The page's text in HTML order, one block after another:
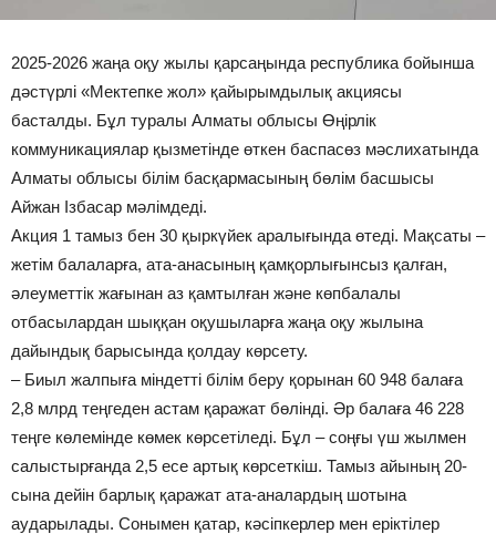
2025-2026 жаңа оқу жылы қарсаңында республика бойынша
дәстүрлі «Мектепке жол» қайырымдылық акциясы
басталды. Бұл туралы Алматы облысы Өңірлік
коммуникациялар қызметінде өткен баспасөз мәслихатында
Алматы облысы білім басқармасының бөлім басшысы
Айжан Ізбасар мәлімдеді.
Акция 1 тамыз бен 30 қыркүйек аралығында өтеді. Мақсаты –
жетім балаларға, ата-анасының қамқорлығынсыз қалған,
әлеуметтік жағынан аз қамтылған және көпбалалы
отбасылардан шыққан оқушыларға жаңа оқу жылына
дайындық барысында қолдау көрсету.
– Биыл жалпыға міндетті білім беру қорынан 60 948 балаға
2,8 млрд теңгеден астам қаражат бөлінді. Әр балаға 46 228
теңге көлемінде көмек көрсетіледі. Бұл – соңғы үш жылмен
салыстырғанда 2,5 есе артық көрсеткіш. Тамыз айының 20-
сына дейін барлық қаражат ата-аналардың шотына
аударылады. Сонымен қатар, кәсіпкерлер мен еріктілер